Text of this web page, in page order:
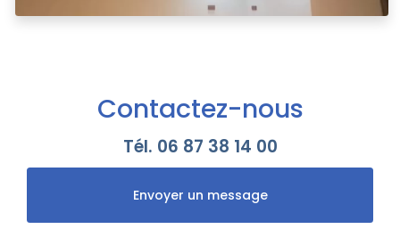
Contactez-nous
Tél. 06 87 38 14 00
Envoyer un message